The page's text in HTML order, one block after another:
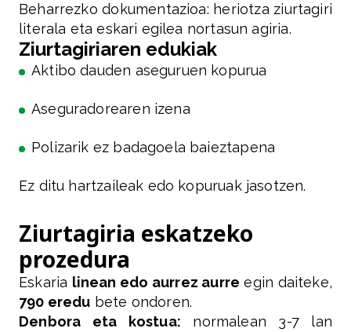
Beharrezko dokumentazioa: heriotza ziurtagiri
literala eta eskari egilea nortasun agiria.
Ziurtagiriaren edukiak
Aktibo dauden aseguruen kopurua
Aseguradorearen izena
Polizarik ez badagoela baieztapena
Ez ditu hartzaileak edo kopuruak jasotzen.
Ziurtagiria eskatzeko
prozedura
Eskaria linean edo aurrez aurre egin daiteke,
790 eredu bete ondoren.
Denbora eta kostua: normalean 3-7 lan